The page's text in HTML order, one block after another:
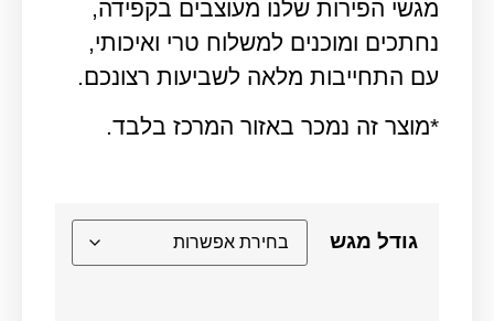
מגשי הפירות שלנו מעוצבים בקפידה,
נחתכים ומוכנים למשלוח טרי ואיכותי,
עם התחייבות מלאה לשביעות רצונכם.
*מוצר זה נמכר באזור המרכז בלבד.
גודל מגש